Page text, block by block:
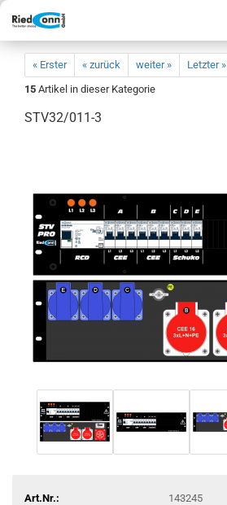
« Erster « zurück weiter »
Letzter »
15 Artikel in dieser Kategorie
STV32/011-3
Art.Nr.:
143245